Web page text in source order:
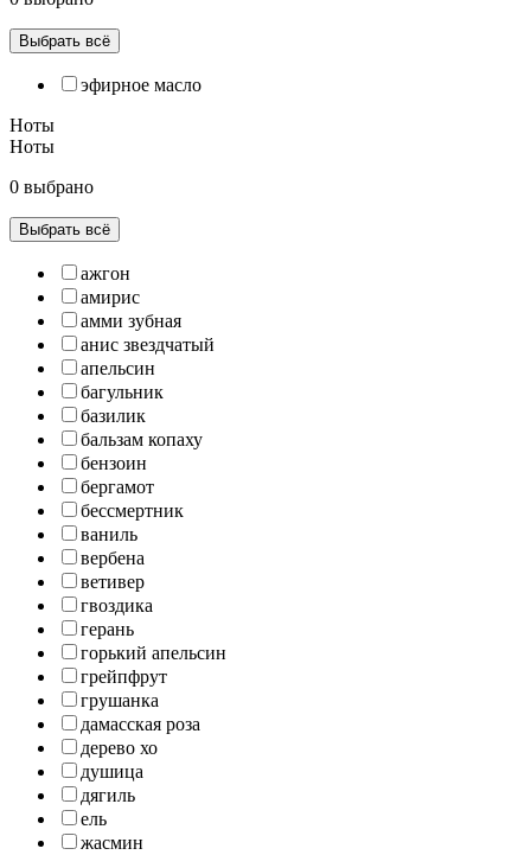
Выбрать всё
эфирное масло
Ноты
Ноты
0 выбрано
Выбрать всё
ажгон
амирис
амми зубная
анис звездчатый
апельсин
багульник
базилик
бальзам копаху
бензоин
бергамот
бессмертник
ваниль
вербена
ветивер
гвоздика
герань
горький апельсин
грейпфрут
грушанка
дамасская роза
дерево хо
душица
дягиль
ель
жасмин